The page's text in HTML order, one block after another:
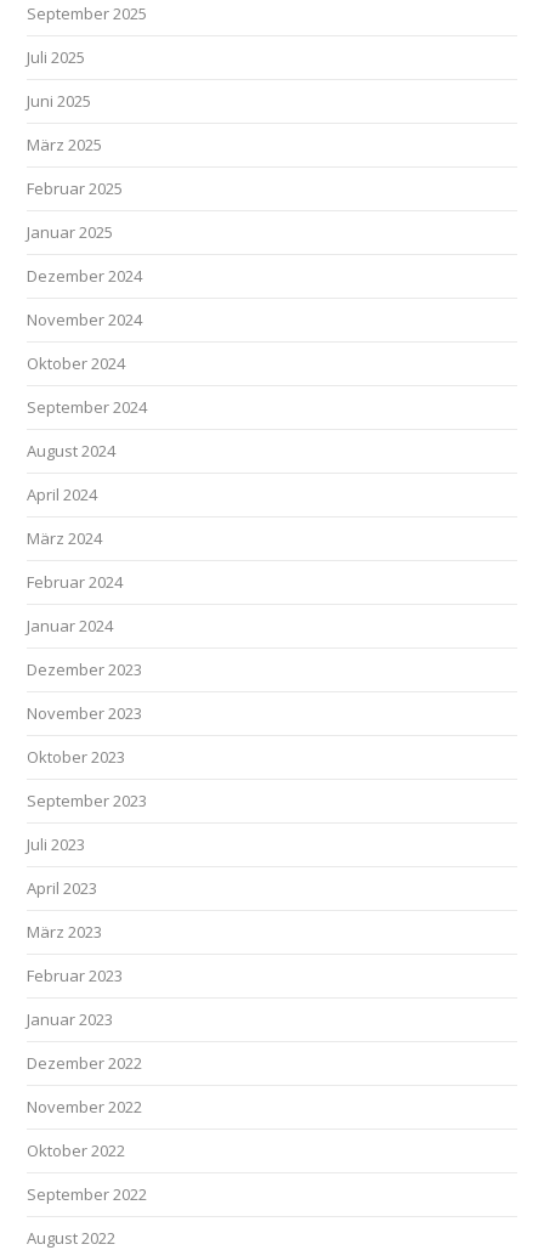
September 2025
Juli 2025
Juni 2025
März 2025
Februar 2025
Januar 2025
Dezember 2024
November 2024
Oktober 2024
September 2024
August 2024
April 2024
März 2024
Februar 2024
Januar 2024
Dezember 2023
November 2023
Oktober 2023
September 2023
Juli 2023
April 2023
März 2023
Februar 2023
Januar 2023
Dezember 2022
November 2022
Oktober 2022
September 2022
August 2022